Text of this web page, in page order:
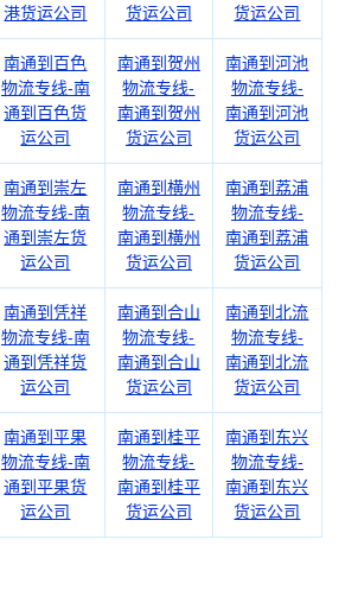
港货运公司
货运公司
货运公司
南通到百色
物流专线-南
通到百色货
运公司
南通到贺州
物流专线-
南通到贺州
货运公司
南通到河池
物流专线-
南通到河池
货运公司
南通到崇左
物流专线-南
通到崇左货
运公司
南通到横州
物流专线-
南通到横州
货运公司
南通到荔浦
物流专线-
南通到荔浦
货运公司
南通到凭祥
物流专线-南
通到凭祥货
运公司
南通到合山
物流专线-
南通到合山
货运公司
南通到北流
物流专线-
南通到北流
货运公司
南通到平果
物流专线-南
通到平果货
运公司
南通到桂平
物流专线-
南通到桂平
货运公司
南通到东兴
物流专线-
南通到东兴
货运公司